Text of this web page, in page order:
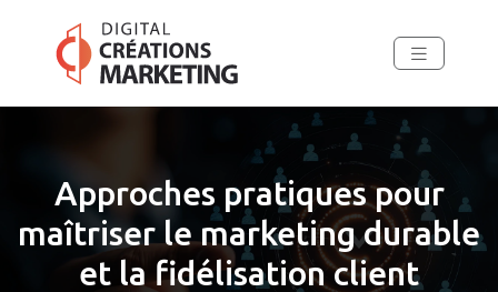
Approches pratiques pour
maîtriser le marketing durable
et la fidélisation client